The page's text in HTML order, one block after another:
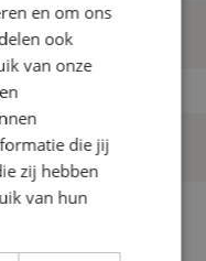
SM, LC/APC-LC/PC,
en om ons
ook
van onze
die jij
zij hebben
van hun